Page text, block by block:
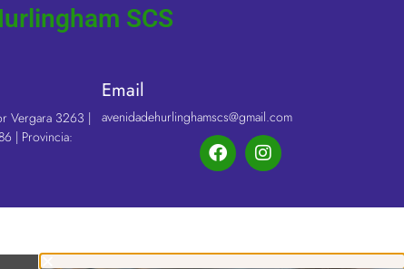
SCS
Vergara 3263 |
| Provincia:
Email
avenidadehurlinghamscs@gmail.com